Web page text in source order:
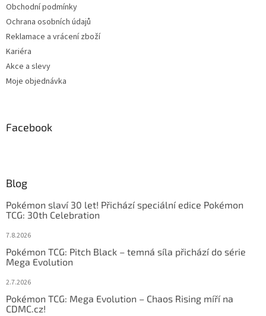
Obchodní podmínky
Ochrana osobních údajů
Reklamace a vrácení zboží
Kariéra
Akce a slevy
Moje objednávka
Facebook
Blog
Pokémon slaví 30 let! Přichází speciální edice Pokémon
TCG: 30th Celebration
7.8.2026
Pokémon TCG: Pitch Black – temná síla přichází do série
Mega Evolution
2.7.2026
Pokémon TCG: Mega Evolution – Chaos Rising míří na
CDMC.cz!